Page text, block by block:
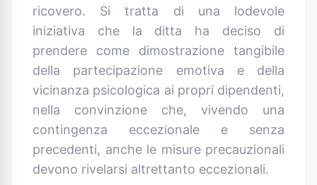
ricovero. Si tratta di una lodevole
iniziativa che la ditta ha deciso di
prendere come dimostrazione tangibile
della partecipazione emotiva e della
vicinanza psicologica ai propri dipendenti,
nella convinzione che, vivendo una
contingenza eccezionale e senza
precedenti, anche le misure precauzionali
devono rivelarsi altrettanto eccezionali.